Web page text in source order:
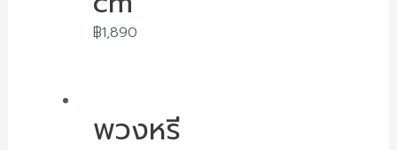
฿1,890
พวงหรี